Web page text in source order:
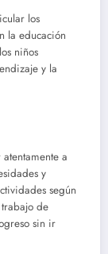
los
la educación
niños
y la
a
y
según
de
sin ir